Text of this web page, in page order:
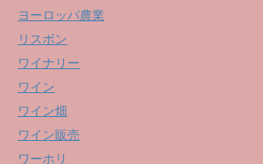
ヨーロッパ農業
リスボン
ワイナリー
ワイン
ワイン畑
ワイン販売
ワーホリ